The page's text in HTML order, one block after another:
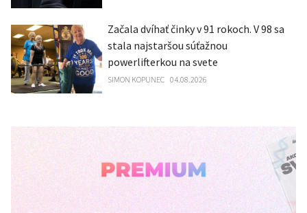
Začala dvíhať činky v 91 rokoch. V 98 sa
stala najstaršou súťažnou
powerlifterkou na svete
SIMON KOPUNEC 04.08.2026